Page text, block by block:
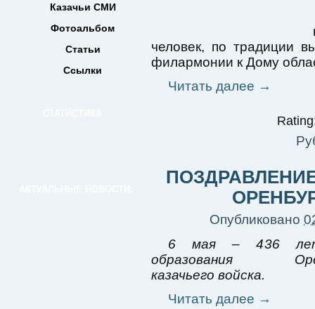
Казачьи СМИ
Фотоальбом
Статьи
Ссылки
человек, по традиции
филармонии к Дому
Читать далее →
Опубликовано
6 мая – 436
образования
казачьего войска.
Читать далее →